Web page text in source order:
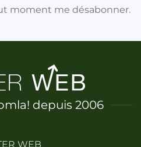
moment me désabonner.
depuis 2006
WEB